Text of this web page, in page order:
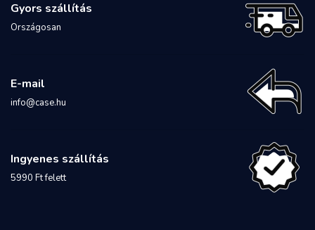
Gyors szállítás
Országosan
E-mail
info@case.hu
Ingyenes szállítás
5990 Ft felett